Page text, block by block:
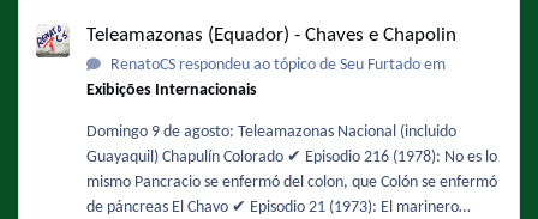
Teleamazonas (Equador) - Chaves e Chapolin
RenatoCS respondeu ao tópico de Seu Furtado em
Exibições Internacionais
Domingo 9 de agosto: Teleamazonas Nacional (incluido
Guayaquil) Chapulín Colorado ✔️ Episodio 216 (1978): No es lo
mismo Pancracio se enfermó del colon, que Colón se enfermó
de páncreas El Chavo ✔️ Episodio 21 (1973): El marinero